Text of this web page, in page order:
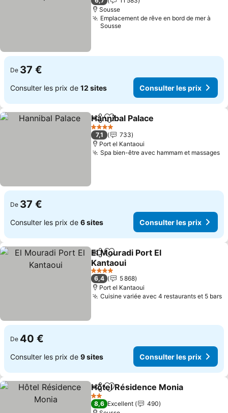
Sousse
Emplacement de rêve en bord de mer à
Sousse
De 37 €
Consulter les prix de 12 sites Consulter les prix
PartagerAjouter à mes favoris
Hannibal Palace
4 Étoiles
7,1
733
Port el Kantaoui
Spa bien-être avec hammam et massages
De 37 €
Consulter les prix de 6 sites Consulter les prix
PartagerAjouter à mes favoris
El Mouradi Port El
Kantaoui
Consulter les prix
4 Étoiles
6,4
5 868
Port el Kantaoui
Cuisine variée avec 4 restaurants et 5 bars
De 40 €
Consulter les prix de 9 sites Consulter les prix
PartagerAjouter à mes favoris
Hôtel Résidence Monia
2 Étoiles
8,6 Excellent
490